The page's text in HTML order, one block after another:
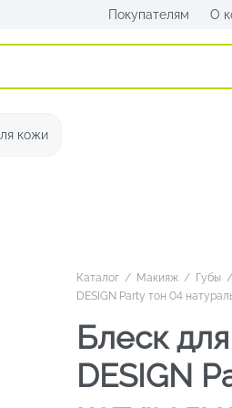
Покупателям О
кожи
Каталог / Макияж / Губы /
DESIGN Party тон 04
Блеск
DESIGN